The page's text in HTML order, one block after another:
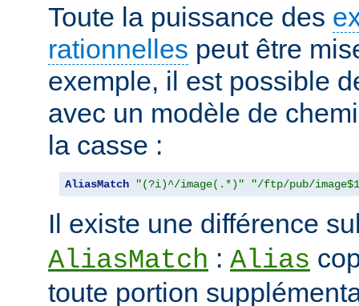
Toute la puissance des
rationnelles peut être
exemple, il est possible
avec un modèle de
la casse :
AliasMatch "(?i)^/image(.*)" "/ftp/pub/
Il existe une différence
AliasMatch : Alias
toute portion